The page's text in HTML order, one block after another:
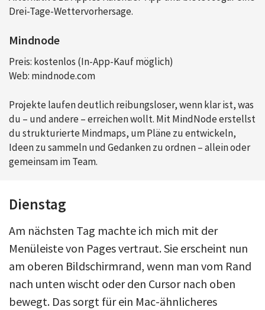
Drei-Tage-Wettervorhersage.
Mindnode
Preis: kostenlos (In-App-Kauf möglich)
Web: mindnode.com
Projekte laufen deutlich reibungsloser, wenn klar ist, was
du – und andere – erreichen wollt. Mit MindNode erstellst
du strukturierte Mindmaps, um Pläne zu entwickeln,
Ideen zu sammeln und Gedanken zu ordnen – allein oder
gemeinsam im Team.
Dienstag
Am nächsten Tag machte ich mich mit der
Menüleiste von Pages vertraut. Sie erscheint nun
am oberen Bildschirmrand, wenn man vom Rand
nach unten wischt oder den Cursor nach oben
bewegt. Das sorgt für ein Mac-ähnlicheres